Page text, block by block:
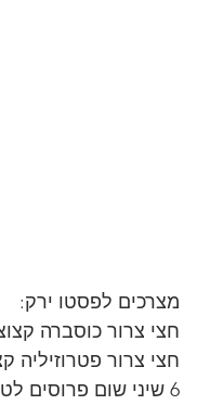
מצרכים לפסטו ירק:
חצי צרור כוסברה
חצי צרור פטרוזיליה
6 שיני שום פרוסים לטבעות